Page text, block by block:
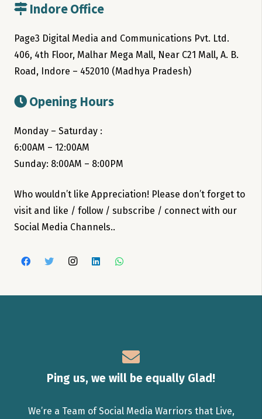
Indore Office
Page3 Digital Media and Communications Pvt. Ltd.
406, 4th Floor, Malhar Mega Mall, Near C21 Mall, A. B.
Road, Indore – 452010 (Madhya Pradesh)
Opening Hours
Monday – Saturday :
6:00AM – 12:00AM
Sunday: 8:00AM – 8:00PM
Who wouldn’t like Appreciation! Please don’t forget to
visit and like / follow / subscribe / connect with our
Social Media Channels..
Ping us, we will be equally Glad!
We’re a Team of Social Media Warriors that Live,